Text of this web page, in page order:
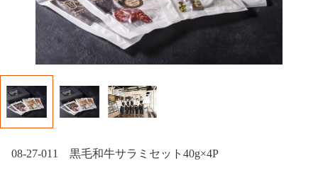
08-27-011 黒毛和牛サラミセット40g×4P